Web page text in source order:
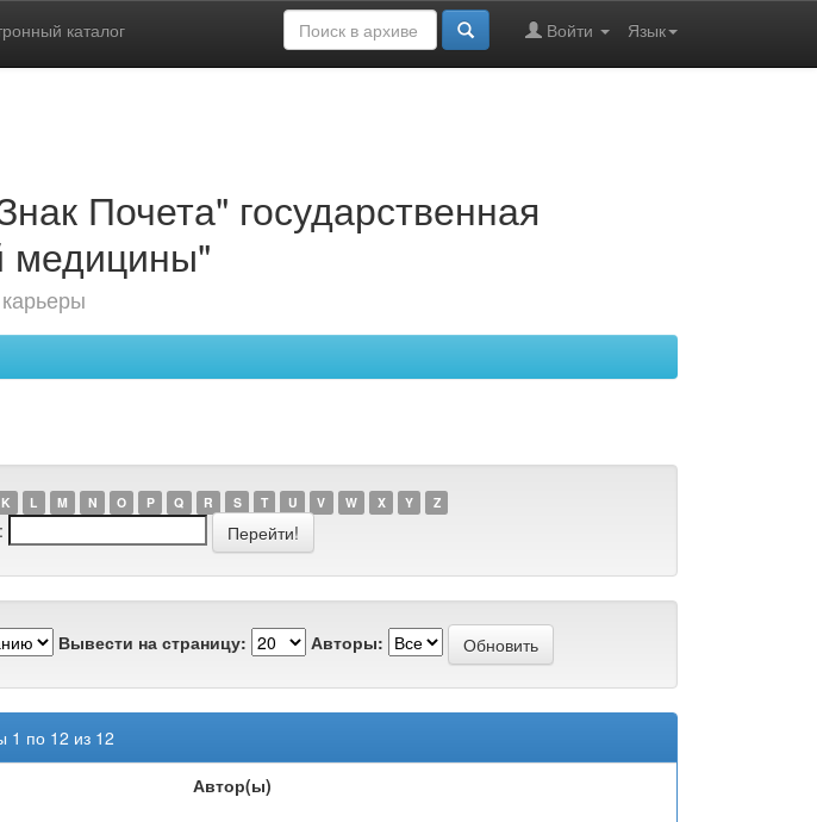
каталог Язык
Войти
Почета" государственная
медицины"
K L M N O P Q R S T U V W X Y Z
Вывести на страницу: Авторы:
1 по 12 из 12
Автор(ы)